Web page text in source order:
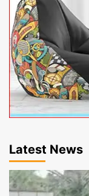
Latest News